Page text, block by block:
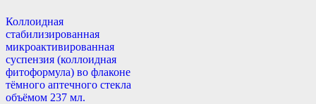
Коллоидная
стабилизированная
микроактивированная
суспензия (коллоидная
фитоформула) во флаконе
тёмного аптечного стекла
объёмом 237 мл.